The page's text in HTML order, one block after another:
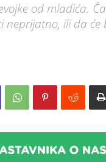
od mladića.
neprijatno, ili da